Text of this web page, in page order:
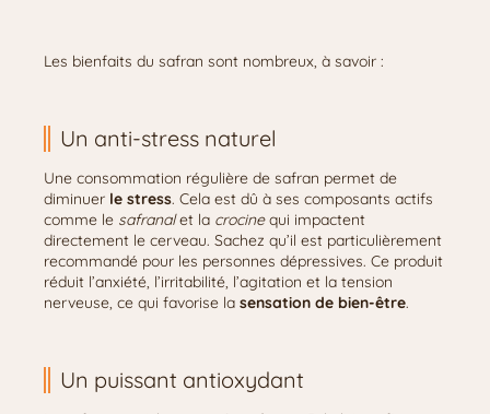
Les bienfaits du safran sont nombreux, à savoir :
Un anti-stress naturel
Une consommation régulière de safran permet de
diminuer le stress. Cela est dû à ses composants actifs
comme le safranalet la crocinequi impactent
directement le cerveau. Sachez qu’il est particulièrement
recommandé pour les personnes dépressives. Ce produit
réduit l’anxiété, l’irritabilité, l’agitation et la tension
nerveuse, ce qui favorise la sensation de bien-être.
Un puissant antioxydant